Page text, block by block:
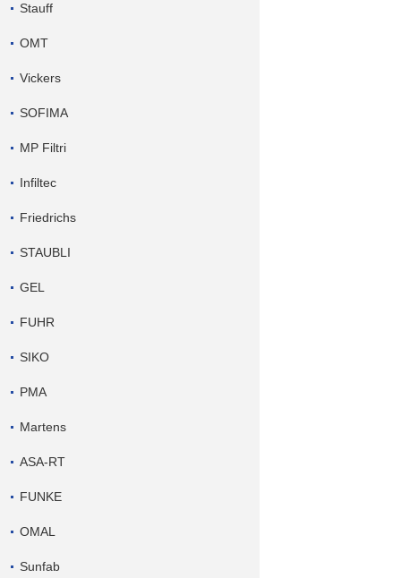
Stauff
OMT
Vickers
SOFIMA
MP Filtri
Infiltec
Friedrichs
STAUBLI
GEL
FUHR
SIKO
PMA
Martens
ASA-RT
FUNKE
OMAL
Sunfab